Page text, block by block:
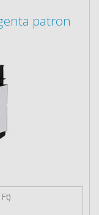
patron